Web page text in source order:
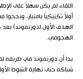
اللقاء لم يكن سهلاً على
أولاً تكتيكياً بامتياز،
الهدف الأول لدورتموند)
الهجومي.
بدا أن دورتموند في طريقه
شباكه حتى نهاية الشوط